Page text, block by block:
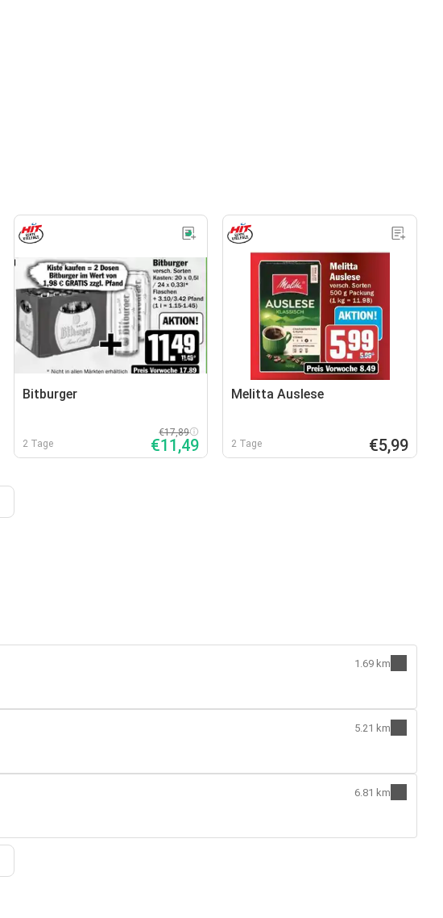
Bitburger
2 Tage
€17,89
€11,49
Melitta Auslese
2 Tage €5,99
1.69 km
5.21 km
6.81 km